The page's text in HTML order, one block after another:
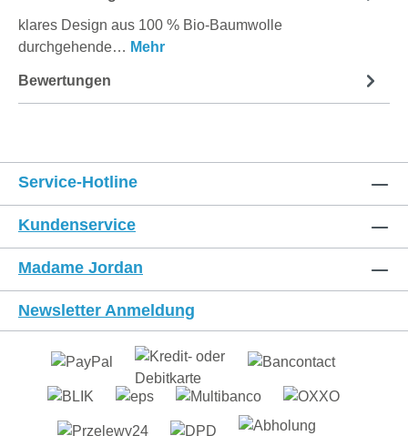
klares Design aus 100 % Bio-Baumwolle
durchgehende… Mehr
Bewertungen
Service-Hotline
Kundenservice
Madame Jordan
Newsletter Anmeldung